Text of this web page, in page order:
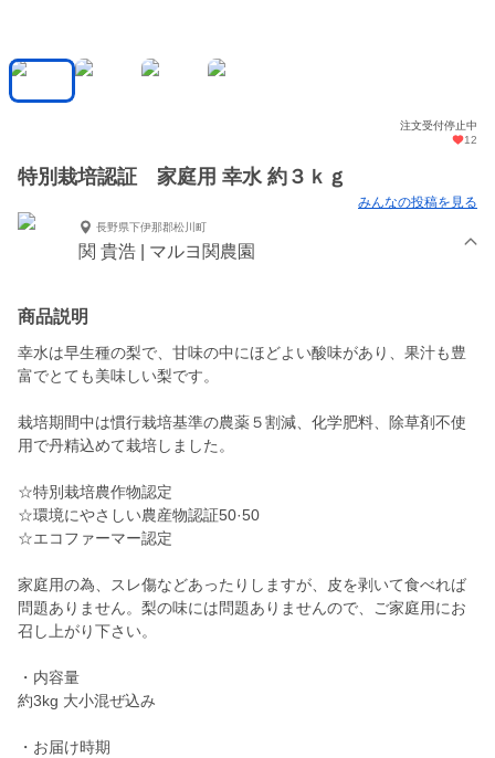
注文受付停止中
12
特別栽培認証 家庭用 幸水 約３ｋｇ
みんなの投稿を見る
長野県下伊那郡松川町
関 貴浩 | マルヨ関農園
商品説明
幸水は早生種の梨で、甘味の中にほどよい酸味があり、果汁も豊
富でとても美味しい梨です。
栽培期間中は慣行栽培基準の農薬５割減、化学肥料、除草剤不使
用で丹精込めて栽培しました。
☆特別栽培農作物認定
☆環境にやさしい農産物認証50·50
☆エコファーマー認定
家庭用の為、スレ傷などあったりしますが、皮を剥いて食べれば
問題ありません。梨の味には問題ありませんので、ご家庭用にお
召し上がり下さい。
・内容量
約3kg 大小混ぜ込み
・お届け時期